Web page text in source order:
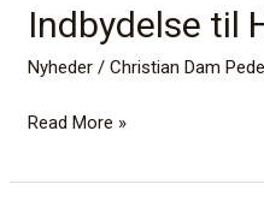
Indbydelse til
Nyheder /Christian Dam
Indbydelse
Halloween
2023
Read More »